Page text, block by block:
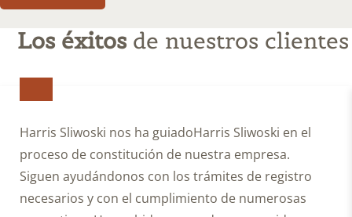
be
formed
until
into
written
agreement
with
Los éxitos de nuestros clientes
Harris Sliwoski nos ha guiadoHarris Sliwoski en el
proceso de constitución de nuestra empresa.
Siguen ayudándonos con los trámites de registro
necesarios y con el cumplimiento de numerosas